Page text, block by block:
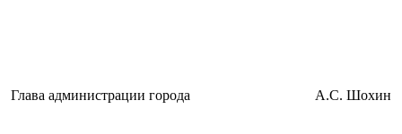
Глава администрации города А.С. Шохин